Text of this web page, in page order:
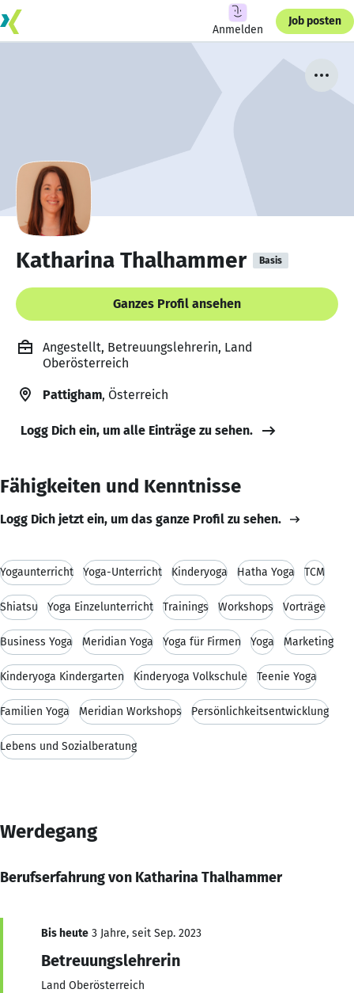
Anmelden
Job posten
Katharina Thalhammer Basis
Ganzes Profil ansehen
Angestellt, Betreuungslehrerin, Land
Oberösterreich
Pattigham, Österreich
Logg Dich ein, um alle Einträge zu sehen.
Fähigkeiten und Kenntnisse
Logg Dich jetzt ein, um das ganze Profil zu sehen.
Yogaunterricht Yoga-Unterricht Kinderyoga Hatha Yoga TCM
Shiatsu Yoga Einzelunterricht Trainings Workshops Vorträge
Business Yoga Meridian Yoga Yoga für Firmen Yoga Marketing
Kinderyoga Kindergarten Kinderyoga Volkschule Teenie Yoga
Familien Yoga Meridian Workshops Persönlichkeitsentwicklung
Lebens und Sozialberatung
Werdegang
Berufserfahrung von Katharina Thalhammer
Bis heute 3 Jahre, seit Sep. 2023
Betreuungslehrerin
Land Oberösterreich